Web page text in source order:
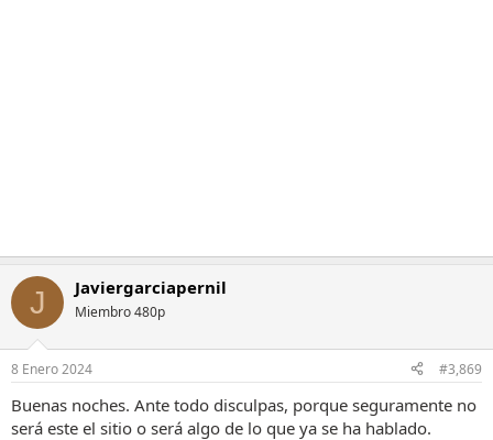
J Javiergarciapernil
Miembro 480p
8 Enero 2024 #3,869
Buenas noches. Ante todo disculpas, porque seguramente no
será este el sitio o será algo de lo que ya se ha hablado.